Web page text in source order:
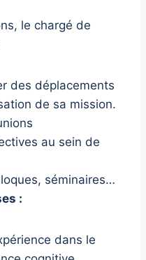
le chargé de
des déplacements
de sa mission.
au sein de
séminaires…
:
dans le